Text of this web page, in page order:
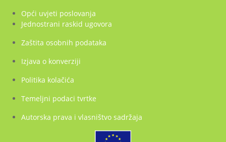
Opći uvjeti poslovanja
Jednostrani raskid ugovora
Zaštita osobnih podataka
Izjava o konverziji
Politika kolačića
Temeljni podaci tvrtke
Autorska prava i vlasništvo sadržaja